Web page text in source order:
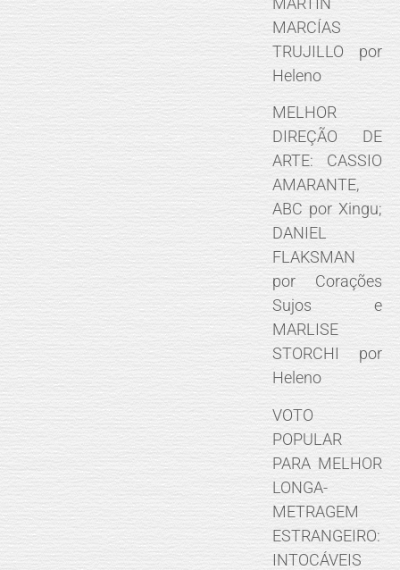
MARCÍAS
TRUJILLO por
Heleno
MELHOR
DIREÇÃO DE
ARTE: CASSIO
AMARANTE,
ABC por Xingu;
DANIEL
FLAKSMAN
por Corações
Sujos e
MARLISE
STORCHI por
Heleno
VOTO
POPULAR
PARA MELHOR
LONGA-
METRAGEM
ESTRANGEIRO:
INTOCÁVEIS